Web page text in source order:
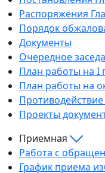
Распоряжения
Порядок
Документы
Очередное
План работы на I
План работы на
Проекты
Приемная
Работа с
График приема